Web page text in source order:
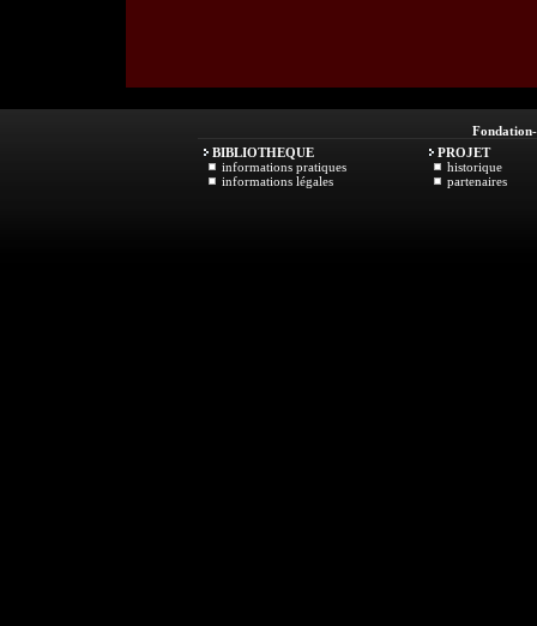
Fondation
BIBLIOTHEQUE
informations pratiques
informations légales
PROJET
historique
partenaires